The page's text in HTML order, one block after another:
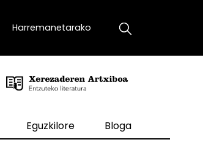
Harremanetarako
Eguzkilore Bloga